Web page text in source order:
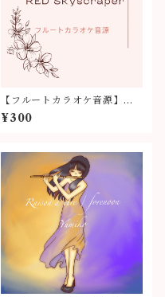
【フルートカラオケ音源】「R
ED Skyscraper」
¥300